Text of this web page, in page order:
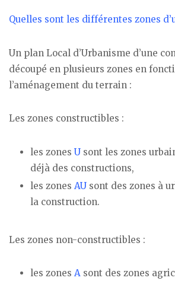
Quelles sont les différentes zones
Un plan Local d’Urbanisme d’une
découpé en plusieurs zones en
l’aménagement du terrain :
Les zones constructibles :
les zones U sont les zones
déjà des constructions,
les zones AU sont des zones à
la construction.
Les zones non-constructibles :
les zones A sont des zones